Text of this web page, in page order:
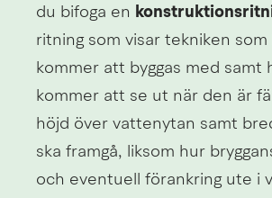
du bifoga en
ritning som visar tekniken som
kommer att byggas med samt
kommer att se ut när den är
höjd över vattenytan samt
ska framgå, liksom hur
och eventuell förankring ute i